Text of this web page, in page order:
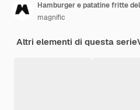
Hamburger e patatine fritte
magnific
Altri elementi di questa serie